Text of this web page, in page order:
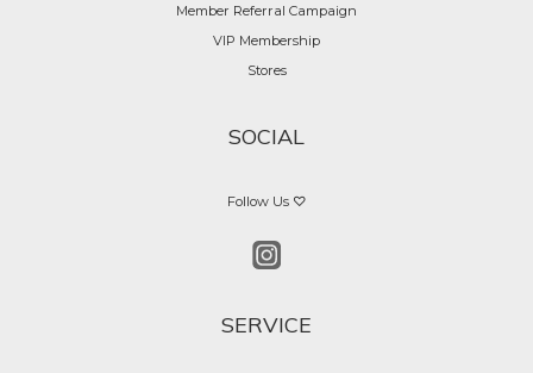
Member Referral Campaign
VIP Membership
Stores
SOCIAL
Follow Us ♡
SERVICE